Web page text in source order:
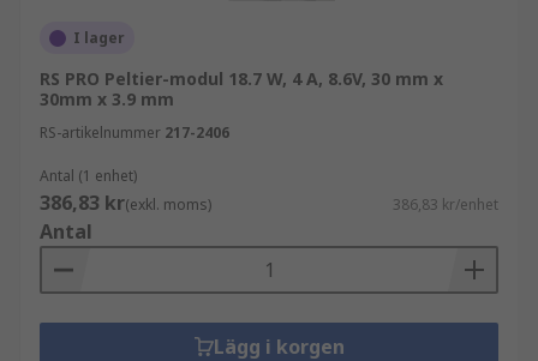
I lager
RS PRO Peltier-modul 18.7 W, 4 A, 8.6V, 30 mm x
30mm x 3.9 mm
RS-artikelnummer 217-2406
Antal (1 enhet)
386,83 kr(exkl. moms) 386,83 kr/enhet
Antal
Lägg i korgen